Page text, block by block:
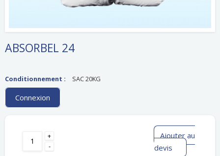
ABSORBEL 24
Conditionnement : SAC 20KG
Connexion
+
-
Ajouter au
devis